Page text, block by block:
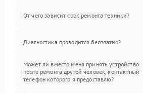
От чего зависит срок ремонта техники?
Диагностика проводится бесплатно?
Может ли вместо меня принять устройство
после ремонта другой человек, контактный
телефон которого я предоставлю?